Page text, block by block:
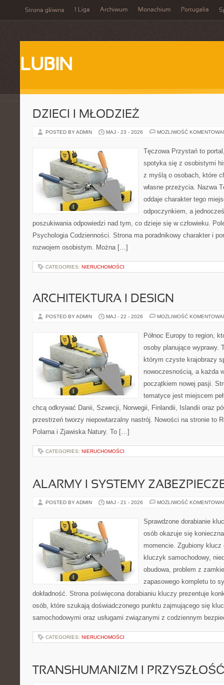
Strona główna 1 Liga Archiwum Monachium Portugalia
LUBIN
DZIECI I MŁODZIEŻ
POSTED BY ADMIN MAJ - 23 - 2026 MOŻLIWOŚĆ
Tęczowa Przystań to
spotyka się z osobistymi
z myślą o osobach, które
własne przeżycia. Nazwa
oddaje charakter tego
odpoczynkiem, a
poszukiwania odpowiedzi nad tym, co dzieje się w człowieku.
Psychologia Codzienności. Strona ma poradnikowy charakter i
rozwojem osobistym. Można […]
CATEGORIES: NIERUCHOMOŚCI
ARCHITEKTURA I DESIGN
POSTED BY ADMIN MAJ - 22 - 2026 MOŻLIWOŚĆ
Północ Europy to region,
osoby planujące wyprawy.
którym czyste krajobrazy
nowoczesnością, a każda
początkiem nowej pasji.
tematyce jest miejscem
chcą odkrywać Danii, Szwecji, Norwegii, Finlandii, Islandii oraz
przestrzeń tworzy niepowtarzalny nastrój. Nowości na stronie to
Polarna i Zjawiska Natury. To […]
CATEGORIES: NIERUCHOMOŚCI
ALARMY I SYSTEMY
POSTED BY ADMIN MAJ - 21 - 2026 MOŻLIWOŚĆ
Sprawdzone dorabianie
osób okazuje się
momencie. Zgubiony
kluczyk samochodowy,
obudowa, problem z
zapasowego kompletu to
dokładność. Strona poświęcona dorabianiu kluczy prezentuje
osób, które szukają doświadczonego punktu zajmującego się
samochodowymi oraz usługami związanymi z codziennym
CATEGORIES: NIERUCHOMOŚCI
TRANSHUMANIZM I